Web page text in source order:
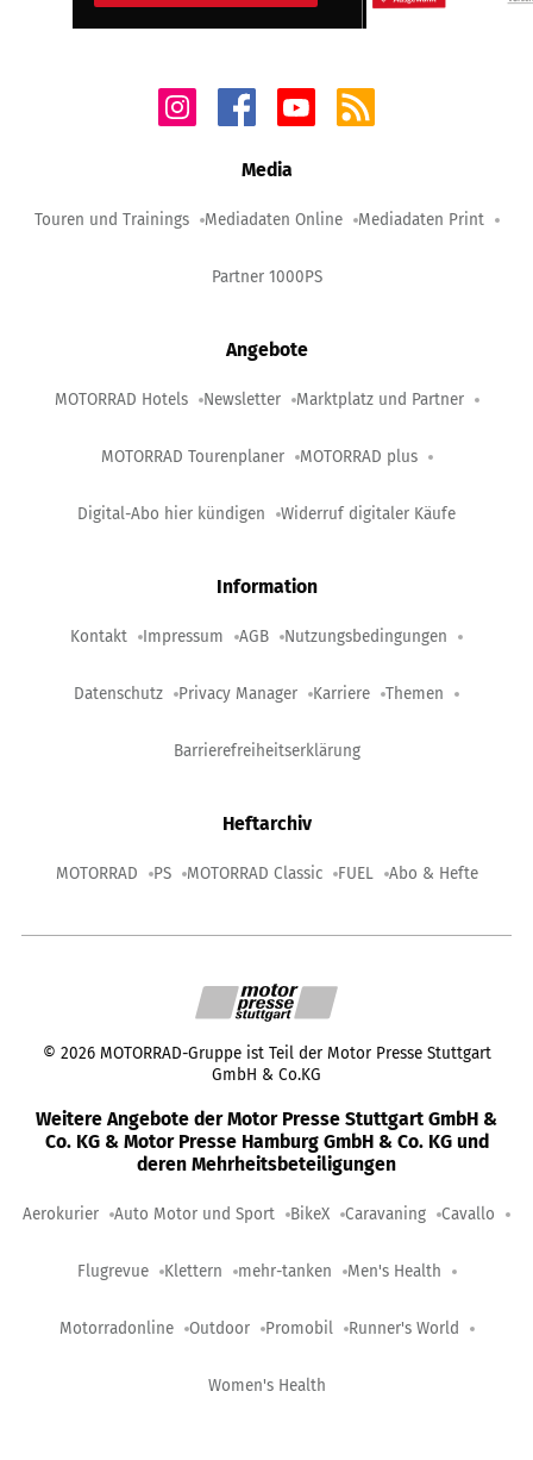
Media
Touren und Trainings Mediadaten Online Mediadaten Print
Partner 1000PS
Angebote
MOTORRAD Hotels Newsletter Marktplatz und Partner
MOTORRAD Tourenplaner MOTORRAD plus
Digital-Abo hier kündigen Widerruf digitaler Käufe
Information
Kontakt Impressum AGB Nutzungsbedingungen
Datenschutz Privacy Manager Karriere Themen
Barrierefreiheitserklärung
Heftarchiv
MOTORRAD PS MOTORRAD Classic FUEL Abo & Hefte
© 2026 MOTORRAD-Gruppe ist Teil der Motor Presse Stuttgart
GmbH & Co.KG
Weitere Angebote der Motor Presse Stuttgart GmbH &
Co. KG & Motor Presse Hamburg GmbH & Co. KG und
deren Mehrheitsbeteiligungen
Aerokurier Auto Motor und Sport BikeX Caravaning Cavallo
Flugrevue Klettern mehr-tanken Men's Health
Motorradonline Outdoor Promobil Runner's World
Women's Health